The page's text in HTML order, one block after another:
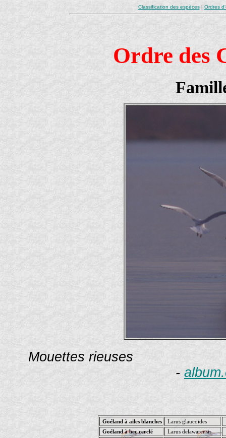
Classification des espèces| Ordres
Ordre des
Mouettes rieuses
-
Goéland à ailes blanches
Larus glaucoides
Goéland à bec cerclé
Larus delawarensis